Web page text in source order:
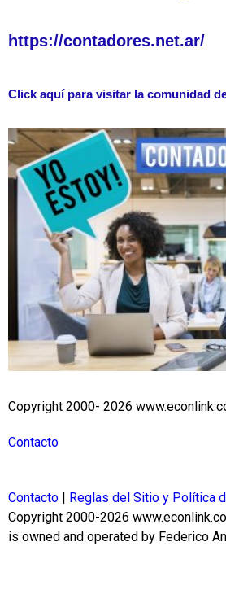
https://contadores.net.ar/
Click aquí para visitar la comunidad
Copyright 2000- 2026
Contacto
Contacto Reglas del Sitio y Política
Copyright 2000-2026
is owned and operated by Federico